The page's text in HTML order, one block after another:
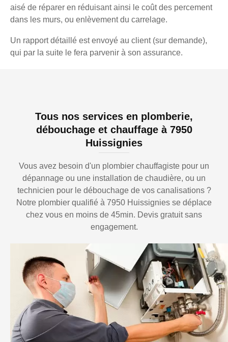
aisé de réparer en réduisant ainsi le coût des percement
dans les murs, ou enlèvement du carrelage.
Un rapport détaillé est envoyé au client (sur demande),
qui par la suite le fera parvenir à son assurance.
Tous nos services en plomberie,
débouchage et chauffage à 7950
Huissignies
Vous avez besoin d'un plombier chauffagiste pour un
dépannage ou une installation de chaudière, ou un
technicien pour le débouchage de vos canalisations ?
Notre plombier qualifié à 7950 Huissignies se déplace
chez vous en moins de 45min. Devis gratuit sans
engagement.